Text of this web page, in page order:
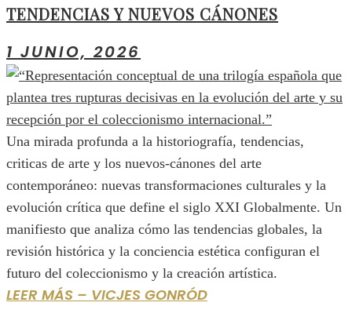
TENDENCIAS Y NUEVOS CÁNONES
1 JUNIO, 2026
Una mirada profunda a la historiografía, tendencias,
criticas de arte y los nuevos-cánones del arte
contemporáneo: nuevas transformaciones culturales y la
evolución crítica que define el siglo XXI Globalmente. Un
manifiesto que analiza cómo las tendencias globales, la
revisión histórica y la conciencia estética configuran el
futuro del coleccionismo y la creación artística.
LEER MÁS – VICJES GONRÓD